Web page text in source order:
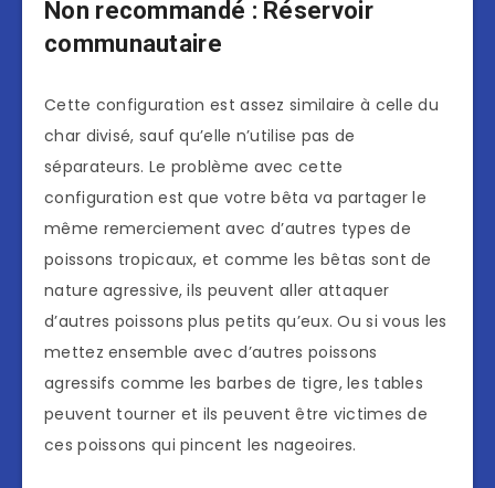
Non recommandé : Réservoir
communautaire
Cette configuration est assez similaire à celle du
char divisé, sauf qu’elle n’utilise pas de
séparateurs. Le problème avec cette
configuration est que votre bêta va partager le
même remerciement avec d’autres types de
poissons tropicaux, et comme les bêtas sont de
nature agressive, ils peuvent aller attaquer
d’autres poissons plus petits qu’eux. Ou si vous les
mettez ensemble avec d’autres poissons
agressifs comme les barbes de tigre, les tables
peuvent tourner et ils peuvent être victimes de
ces poissons qui pincent les nageoires.